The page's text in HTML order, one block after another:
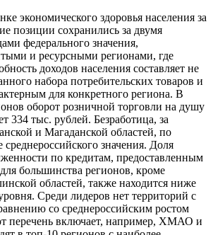
экономического здоровья населения за
позиции сохранились за двумя
федерального значения,
и ресурсными регионами, где
доходов населения составляет не
набора потребительских товаров и
для конкретного региона. В
оборот розничной торговли на душу
334 тыс. рублей. Безработица, за
и Магаданской областей, по
значения. Доля
по кредитам, предоставленным
большинства регионов, кроме
областей, также находится ниже
Среди лидеров нет территорий с
со среднероссийским ростом
перечень включает, например, ХМАО и